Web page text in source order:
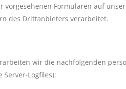
Formularen auf
des Drittanbieters verarbeitet.
wir die nachfolgenden
Logfiles):